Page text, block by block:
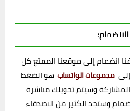
انضمام إلى موقعنا الممتع كل
مجموعات الواتساب هو الضغط
وسيتم تحويلك مباشرة
وستجد الكثير من الاصدقاء